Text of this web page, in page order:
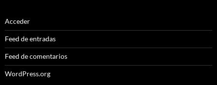
Acceder
Feed de entradas
Feed de comentarios
WordPress.org